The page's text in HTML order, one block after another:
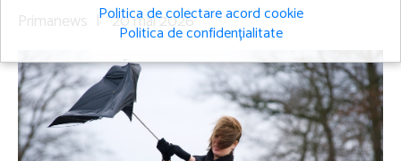
Primanews | 20 mai 2026
Politica de colectare acord cookie
Politica de confidențialitate